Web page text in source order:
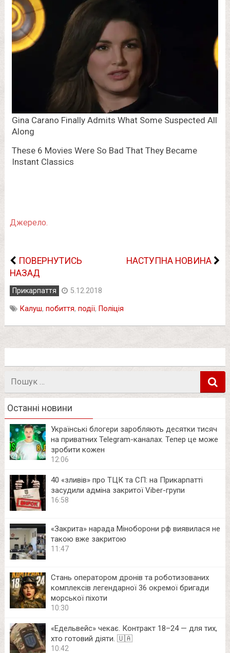
Джерело.
ПОВЕРНУТИСЬ
НАЗАД
НАСТУПНА НОВИНА
Прикарпаття 5.12.2018
Калуш, побиття, події, Поліція
Останні новини
Українські блогери заробляють десятки тисяч
на приватних Telegram-каналах. Тепер це може
зробити кожен
12:06
40 «зливів» про ТЦК та СП: на Прикарпатті
засудили адміна закритої Viber-групи
16:58
«Закрита» нарада Міноборони рф виявилася не
такою вже закритою
11:47
Стань оператором дронів та роботизованих
комплексів легендарної 36 окремої бригади
морської піхоти
10:30
«Едельвейс» чекає. Контракт 18–24 — для тих,
хто готовий діяти. 🇺🇦
10:42